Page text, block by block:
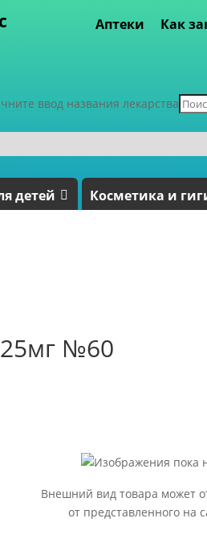
Аптеки Как
ввод названия лекарства
детей Косметика и
№60
Внешний вид товара может
от представленного на